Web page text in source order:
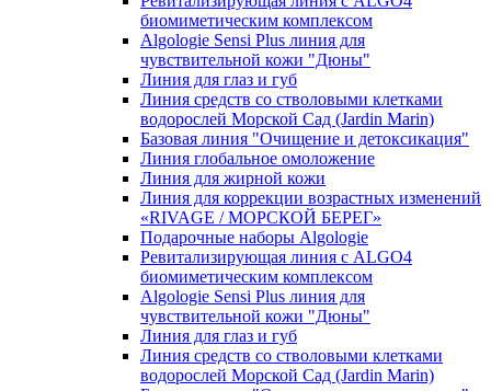
биомиметическим комплексом
Algologie Sensi Plus линия для
чувcтвительной кожи "Дюны"
Линия для глаз и губ
Линия средств со стволовыми клетками
водорослей Морской Сад (Jardin Marin)
Базовая линия "Очищение и детоксикация"
Линия глобальное омоложение
Линия для жирной кожи
Линия для коррекции возрастных изменений
«RIVAGE / МОРСКОЙ БЕРЕГ»
Подарочные наборы Algologie
Ревитализирующая линия с ALGO4
биомиметическим комплексом
Algologie Sensi Plus линия для
чувcтвительной кожи "Дюны"
Линия для глаз и губ
Линия средств со стволовыми клетками
водорослей Морской Сад (Jardin Marin)